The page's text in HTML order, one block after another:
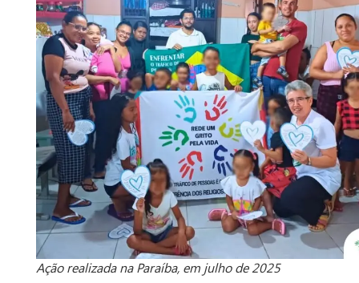
Ação realizada na Paraíba, em julho de 2025